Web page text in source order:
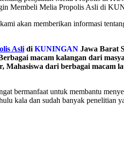
Membeli Melia Propolis Asli di
akan memberikan informasi
Asli di KUNINGAN Jawa Barat
macam kalangan dari
dari berbagai macam
bermanfaat untuk membantu
kala dan sudah banyak penelitian